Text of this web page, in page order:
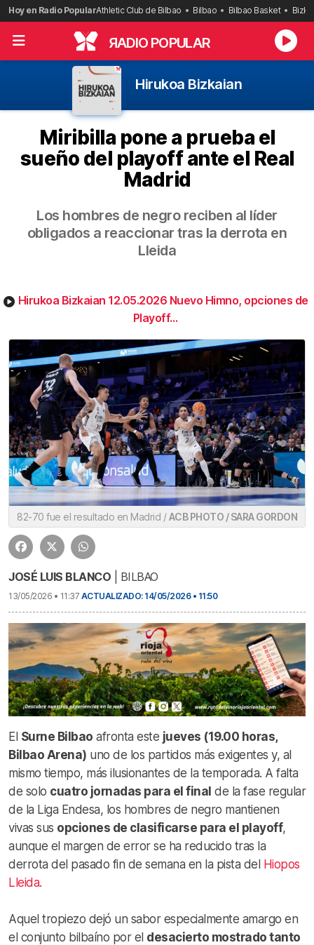
Saltar
al
contenido
Hoy en Radio PopularAthletic Club de Bilbao Bilbao Bilbao Basket
RADIO POPULAR
Hirukoa Bizkaian
Miribilla pone a prueba el
sueño del playoff ante el Real
Madrid
Los hombres de negro reciben al líder
obligados a reaccionar tras la derrota en
Lleida
Hirukoa Bizkaian 12.05.2026 Nuevo Himno, opciones de
Playoff…
82-70 fue el resultado en Madrid /ACB PHOTO / SARA GORDON
JOSÉ LUIS BLANCO | BILBAO
13/05/2026 • 11:37 ACTUALIZADO: 14/05/2026 • 11:50
El Surne Bilbao afronta este jueves (19.00 horas,
Bilbao Arena) uno de los partidos más exigentes y, al
mismo tiempo, más ilusionantes de la temporada. A falta
de solo cuatro jornadas para el final de la fase regular
de la Liga Endesa, los hombres de negro mantienen
vivas sus opciones de clasificarse para el playoff,
aunque el margen de error se ha reducido tras la
derrota del pasado fin de semana en la pista del Hiopos
Lleida.
Aquel tropiezo dejó un sabor especialmente amargo en
el conjunto bilbaíno por el desacierto mostrado tanto